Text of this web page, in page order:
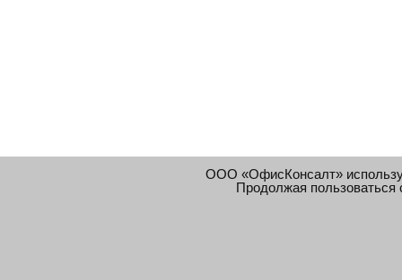
ООО «ОфисКонсалт»
Продолжая